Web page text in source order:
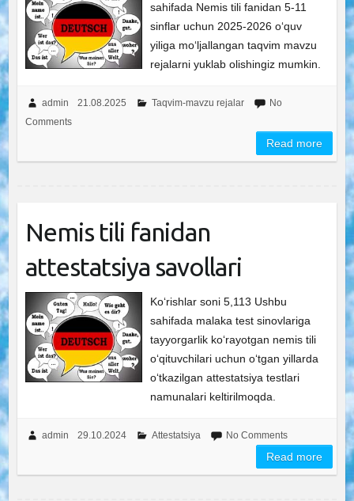
sahifada Nemis tili fanidan 5-11
sinflar uchun 2025-2026 o‘quv
yiliga mo‘ljallangan taqvim mavzu
rejalarni yuklab olishingiz mumkin.
admin 21.08.2025 Taqvim-mavzu rejalar
No
Comments
Read more
Nemis tili fanidan
attestatsiya savollari
Ko‘rishlar soni 5,113 Ushbu
sahifada malaka test sinovlariga
tayyorgarlik ko‘rayotgan nemis tili
o‘qituvchilari uchun o‘tgan yillarda
o‘tkazilgan attestatsiya testlari
namunalari keltirilmoqda.
admin 29.10.2024 Attestatsiya No Comments
Read more